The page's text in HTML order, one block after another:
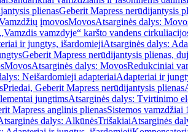
plienasGeberit Mapress nerūdijantysis
įmovosMovosAtsarginės dalys:
„Vamzdis vamzdyje“ karšto vandens
ir jungtys, išardomiejiAtsarginės dalys:
Geberit Mapress nerūdijantysis plienas,
MovosAtsarginės dalys: MovosRedukciniai
Neišardomieji adapteriaiAdapteriai ir
Priedai, Geberit Mapress nerūdijantysis plienas
jungtimsAtsarginės dalys: Tvirtinimo
Mapress anglinis plienasSistemos vamzdžiai
dalys: AlkūnėsTrišakiaiAtsarginės